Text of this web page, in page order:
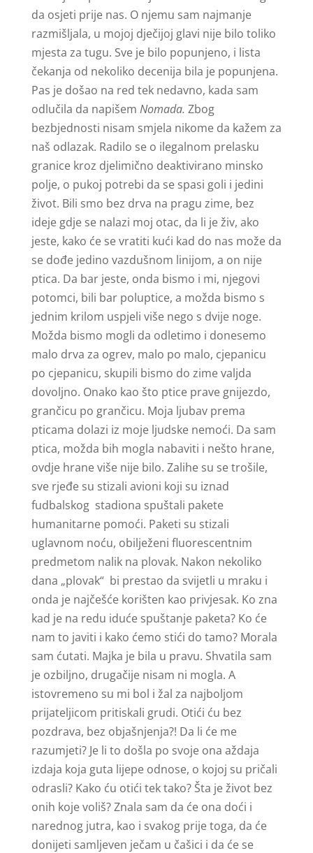
da osjeti prije nas. O njemu sam najmanje
razmišljala, u mojoj dječijoj glavi nije bilo toliko
mjesta za tugu. Sve je bilo popunjeno, i lista
čekanja od nekoliko decenija bila je popunjena.
Pas je došao na red tek nedavno, kada sam
odlučila da napišem Nomada. Zbog
bezbjednosti nisam smjela nikome da kažem za
naš odlazak. Radilo se o ilegalnom prelasku
granice kroz djelimično deaktivirano minsko
polje, o pukoj potrebi da se spasi goli i jedini
život. Bili smo bez drva na pragu zime, bez
ideje gdje se nalazi moj otac, da li je živ, ako
jeste, kako će se vratiti kući kad do nas može da
se dođe jedino vazdušnom linijom, a on nije
ptica. Da bar jeste, onda bismo i mi, njegovi
potomci, bili bar poluptice, a možda bismo s
jednim krilom uspjeli više nego s dvije noge.
Možda bismo mogli da odletimo i donesemo
malo drva za ogrev, malo po malo, cjepanicu
po cjepanicu, skupili bismo do zime valjda
dovoljno. Onako kao što ptice prave gnijezdo,
grančicu po grančicu. Moja ljubav prema
pticama dolazi iz moje ljudske nemoći. Da sam
ptica, možda bih mogla nabaviti i nešto hrane,
ovdje hrane više nije bilo. Zalihe su se trošile,
sve rjeđe su stizali avioni koji su iznad
fudbalskog stadiona spuštali pakete
humanitarne pomoći. Paketi su stizali
uglavnom noću, obilježeni fluorescentnim
predmetom nalik na plovak. Nakon nekoliko
dana „plovak“ bi prestao da svijetli u mraku i
onda je najčešće korišten kao privjesak. Ko zna
kad je na redu iduće spuštanje paketa? Ko će
nam to javiti i kako ćemo stići do tamo? Morala
sam ćutati. Majka je bila u pravu. Shvatila sam
je ozbiljno, drugačije nisam ni mogla. A
istovremeno su mi bol i žal za najboljom
prijateljicom pritiskali grudi. Otići ću bez
pozdrava, bez objašnjenja?! Da li će me
razumjeti? Je li to došla po svoje ona aždaja
izdaja koja guta lijepe odnose, o kojoj su pričali
odrasli? Kako ću otići tek tako? Šta je život bez
onih koje voliš? Znala sam da će ona doći i
narednog jutra, kao i svakog prije toga, da će
donijeti samljeven ječam u čašici i da će se